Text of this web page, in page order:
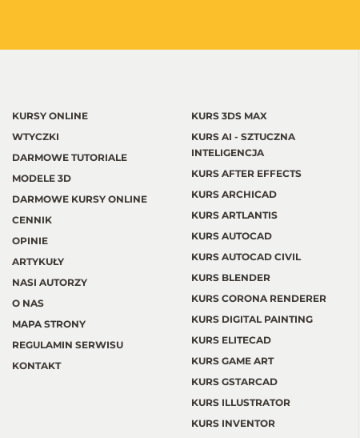
KURSY ONLINE
WTYCZKI
DARMOWE TUTORIALE
MODELE 3D
DARMOWE KURSY ONLINE
CENNIK
OPINIE
ARTYKUŁY
NASI AUTORZY
O NAS
MAPA STRONY
REGULAMIN SERWISU
KONTAKT
KURS 3DS MAX
KURS AI - SZTUCZNA
INTELIGENCJA
KURS AFTER EFFECTS
KURS ARCHICAD
KURS ARTLANTIS
KURS AUTOCAD
KURS AUTOCAD CIVIL
KURS BLENDER
KURS CORONA RENDERER
KURS DIGITAL PAINTING
KURS ELITECAD
KURS GAME ART
KURS GSTARCAD
KURS ILLUSTRATOR
KURS INVENTOR